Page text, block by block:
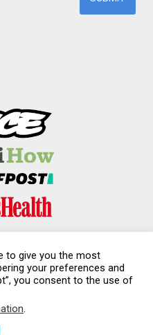
health
to give you the most
your preferences and
you consent to the use of
.